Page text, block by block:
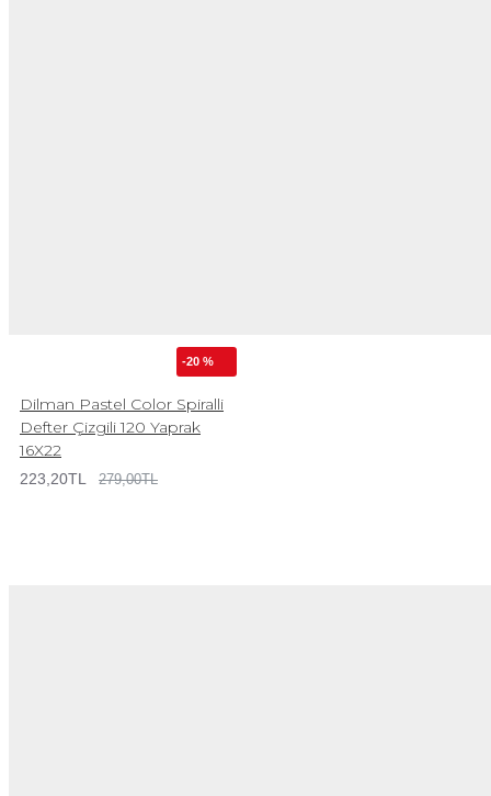
-20 %
Dilman Pastel Color Spiralli
Defter Çizgili 120 Yaprak
16X22
223,20TL 279,00TL